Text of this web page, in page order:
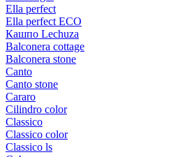
Ella perfect
Ella perfect ECO
Кашпо Lechuza
Balconera cottage
Balconera stone
Canto
Canto stone
Cararo
Cilindro color
Classico
Classico color
Classico ls